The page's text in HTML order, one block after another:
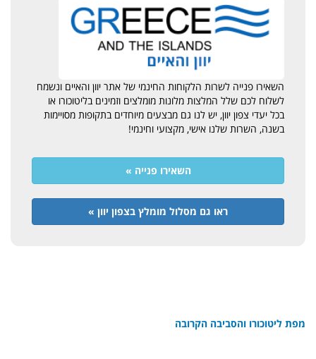
השאירו פנייה לשרות הלקוחות החינמי של אתר יוון והאיים ונשמח
לשלוח לכם שלל המלצות מלונות מומלצים וזמינים בליטוכורו או
בכל יעדי צפון יוון, יש לנו גם מבצעים מיוחדים בתקופות מסויימות
בשנה, השרות שלנו אישי, מקצועי וחינמי!
השאירו פנייה »
ראו גם מסלול מומלץ בצפון יוון »
מפת ליטוכורו והסביבה הקרובה